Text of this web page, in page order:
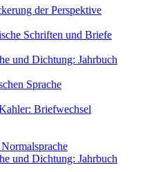
der Perspektive
Schriften und Briefe
und Dichtung: Jahrbuch
Sprache
Briefwechsel
und Dichtung: Jahrbuch